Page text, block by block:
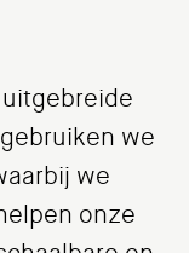
we
we
onze